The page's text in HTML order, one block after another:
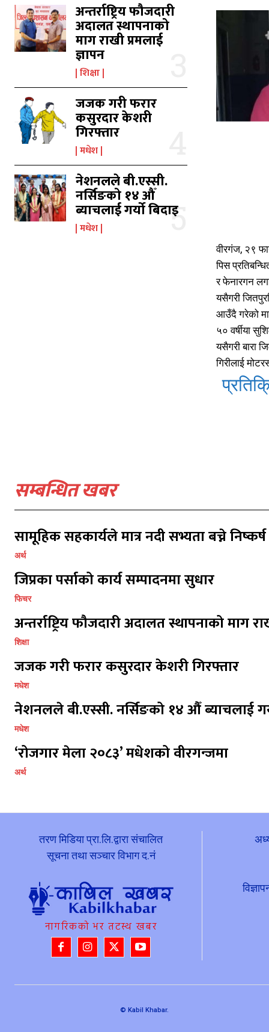
अन्तर्राष्ट्रिय फौजदारी
अदालत स्थापनाको
माग राखी प्रमलाई
ज्ञापन
शिक्षा
जजक गरी फरार
कसुरदार केशरी
गिरफ्तार
मधेश
नेशनलले बी.एस्सी.
नर्सिङको १४ औँ
ब्याचलाई गर्यो बिदाइ
मधेश
वीरगंज, २९
पिस
र फेनारगन
यसैगरी
आउँदै गरेको
५० वर्षीया
यसैगरी बारा
गिरीलाई
सम्बन्धित खबर
सामूहिक सहकार्यले मात्र नदी सभ्यता बच्ने निष्कर्ष
अर्थ
जिप्रका पर्साको कार्य सम्पादनमा सुधार
फिचर
अन्तर्राष्ट्रिय फौजदारी अदालत स्थापनाको माग
शिक्षा
जजक गरी फरार कसुरदार केशरी गिरफ्तार
मधेश
नेशनलले बी.एस्सी. नर्सिङको १४ औँ ब्याचलाई
मधेश
‘रोजगार मेला २०८३’ मधेशको वीरगन्जमा
अर्थ
तरण मिडिया प्रा.लि.द्वारा संचालित
सूचना तथा सञ्चार विभाग द.नं
नागरिकको भर तटस्थ खबर
© Kabil Khabar.